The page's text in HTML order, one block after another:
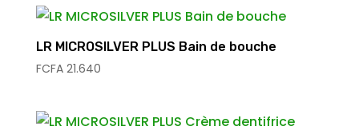
LR MICROSILVER PLUS Bain de bouche
FCFA21.640